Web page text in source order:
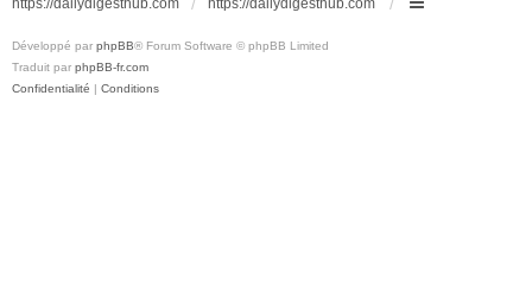
https://dailydigesthub.com https://dailydigesthub.com
Développé par phpBB® Forum Software © phpBB Limited
Traduit par phpBB-fr.com
Confidentialité | Conditions